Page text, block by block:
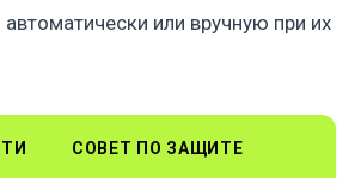
или вручную при их
СОВЕТ ПО ЗАЩИТЕ